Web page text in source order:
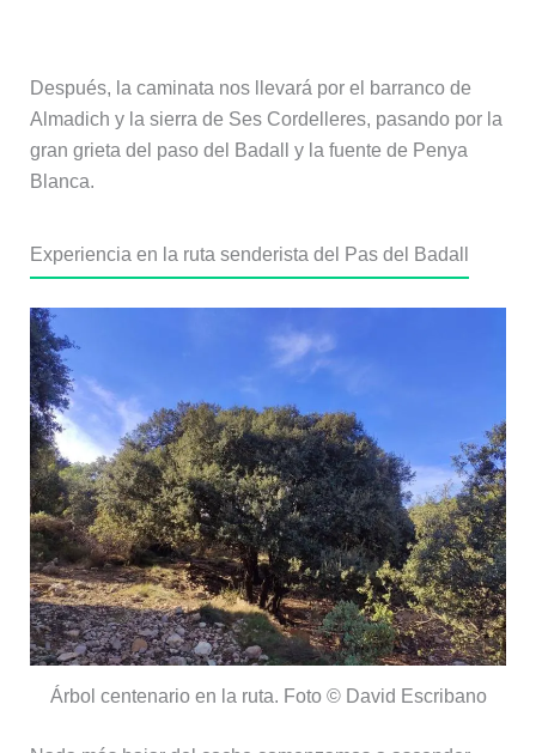
Después, la caminata nos llevará por el barranco de
Almadich y la sierra de Ses Cordelleres, pasando por la
gran grieta del paso del Badall y la fuente de Penya
Blanca.
Experiencia en la ruta senderista del Pas del Badall
Árbol centenario en la ruta. Foto © David Escribano